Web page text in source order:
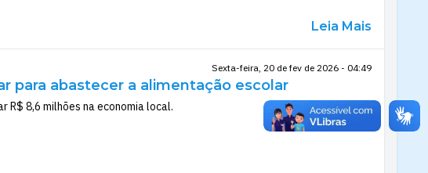
Leia Mais
Sexta-feira, 20 de fev de 2026 - 04:49
para abastecer a alimentação escolar
R$ 8,6 milhões na economia local.